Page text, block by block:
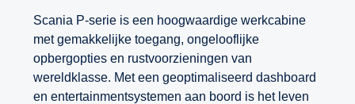
Scania P-serie is een hoogwaardige werkcabine
met gemakkelijke toegang, ongelooflijke
opbergopties en rustvoorzieningen van
wereldklasse. Met een geoptimaliseerd dashboard
en entertainmentsystemen aan boord is het leven